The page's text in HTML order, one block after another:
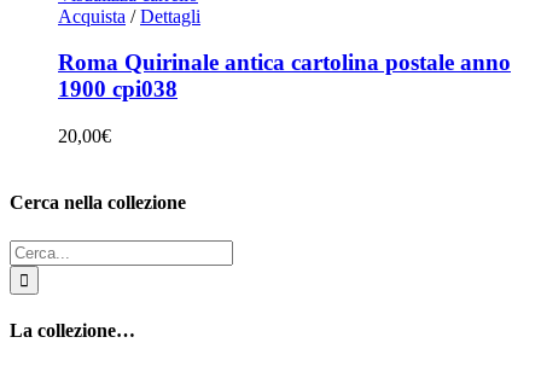
Acquista / Dettagli
Roma Quirinale antica cartolina postale anno
1900 cpi038
20,00€
Cerca nella collezione
Cerca
per:
La collezione…